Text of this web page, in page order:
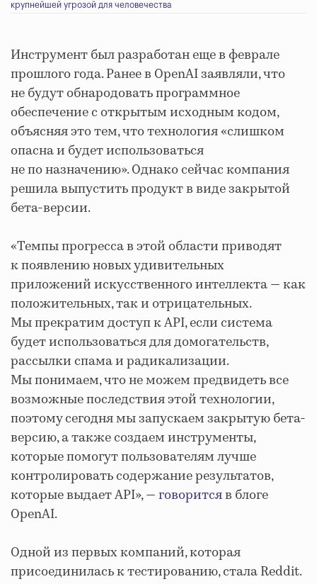
крупнейшей угрозой для человечества
Инструмент был разработан еще в феврале
прошлого года. Ранее в OpenAI заявляли, что
не будут обнародовать программное
обеспечение с открытым исходным кодом,
объясняя это тем, что технология «слишком
опасна и будет использоваться
не по назначению». Однако сейчас компания
решила выпустить продукт в виде закрытой
бета-версии.
«Темпы прогресса в этой области приводят
к появлению новых удивительных
приложений искусственного интеллекта ― как
положительных, так и отрицательных.
Мы прекратим доступ к API, если система
будет использоваться для домогательств,
рассылки спама и радикализации.
Мы понимаем, что не можем предвидеть все
возможные последствия этой технологии,
поэтому сегодня мы запускаем закрытую бета-
версию, а также создаем инструменты,
которые помогут пользователям лучше
контролировать содержание результатов,
которые выдает API», ―говоритсяв блоге
OpenAI.
Одной из первых компаний, которая
присоединилась к тестированию, стала Reddit.